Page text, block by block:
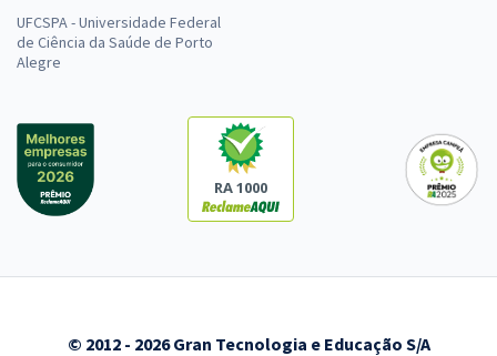
UFCSPA - Universidade Federal
de Ciência da Saúde de Porto
Alegre
RA 1000
© 2012 - 2026 Gran Tecnologia e Educação S/A